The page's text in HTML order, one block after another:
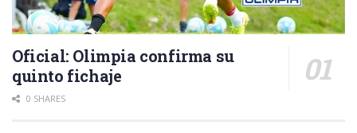
Oficial: Olimpia confirma su
quinto fichaje
0 SHARES